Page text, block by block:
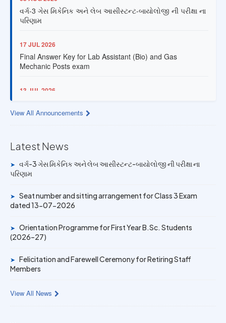
વર્ગ-3 ગેસ મિકેનિક અને લેબ આસીસ્ટન્ટ-બાયોલોજી ની પરીક્ષા ના
પરિણામ
Final Answer Key for Lab Assistant (Bio) and Gas
Mechanic Posts exam
University Rank Achievers – T.Y. B.Sc. Sem-6 (2025–26)
19 MAY 2026
Gold Medal & University Rank Achievers – F.Y. B.Sc. Sem-
View All Announcements
Latest News
➤ વર્ગ-3 ગેસ મિકેનિક અને લેબ આસીસ્ટન્ટ-બાયોલોજી ની પરીક્ષા ના
પરિણામ
➤ Seat number and sitting arrangement for Class 3 Exam
dated 13-07-2026
➤ Orientation Programme for First Year B.Sc. Students
(2026–27)
➤ Felicitation and Farewell Ceremony for Retiring Staff
Members
View All News